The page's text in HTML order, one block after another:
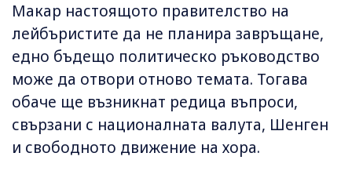
Макар настоящото правителство на
лейбъристите да не планира завръщане,
едно бъдещо политическо ръководство
може да отвори отново темата. Тогава
обаче ще възникнат редица въпроси,
свързани с националната валута, Шенген
и свободното движение на хора.